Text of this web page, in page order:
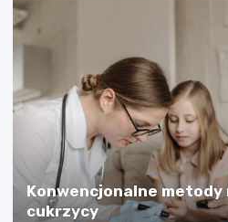
Konwencjonalne
cukrzycy